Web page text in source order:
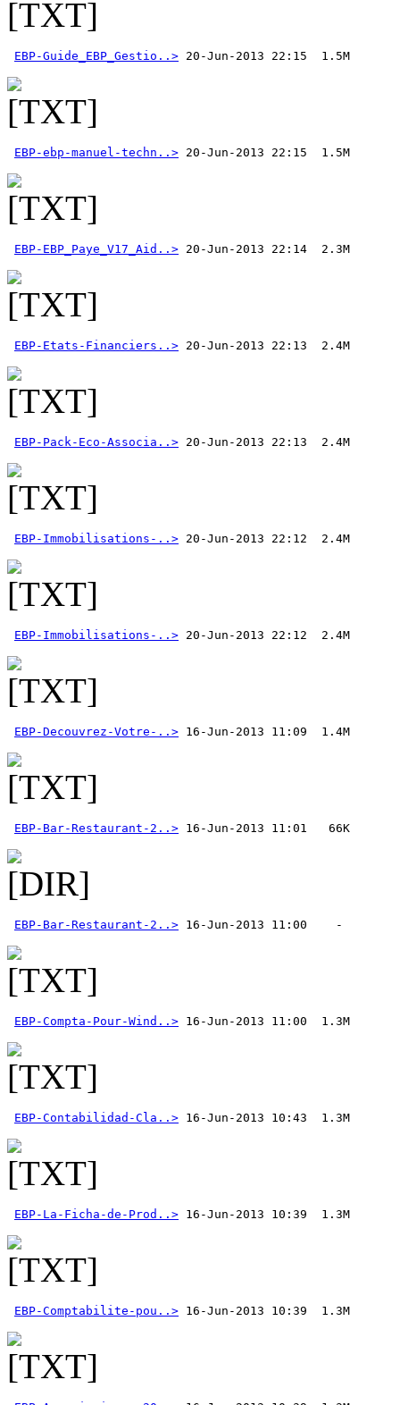
EBP-Guide_EBP_Gestio..>
EBP-ebp-manuel-techn..>
EBP-EBP_Paye_V17_Aid..>
EBP-Etats-Financiers..>
EBP-Pack-Eco-Associa..>
EBP-Immobilisations-..>
EBP-Immobilisations-..>
EBP-Decouvrez-Votre-..>
EBP-Bar-Restaurant-2..>
EBP-Bar-Restaurant-2..>
EBP-Compta-Pour-Wind..>
EBP-Contabilidad-Cla..>
EBP-La-Ficha-de-Prod..>
EBP-Comptabilite-pou..>